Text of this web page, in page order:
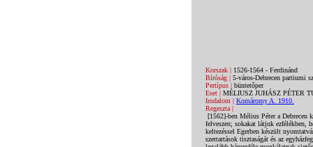
Korszak |1526-1564 - Ferdinánd
Bíróság |5-város-Debrecen partiumi
Pertípus |büntetőper
Eset |MÉLIUSZ JUHÁSZ PÉTER
Irodalom | Komáromy A. 1910.
Regeszta |
[1562]-ben Mélius Péter a
felveszen; sokakat látjuk ezfélékben,
keltezéssel Egerben készült
szertartások tisztaságát és az